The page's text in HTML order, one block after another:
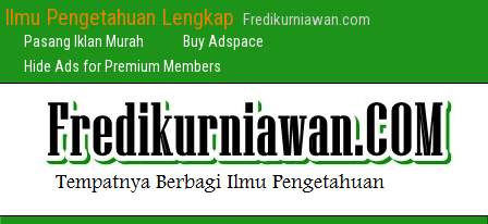
Ilmu Pengetahuan Lengkap Fredikurniawan.com
Pasang Iklan Murah
Buy Adspace
Hide Ads for Premium Members